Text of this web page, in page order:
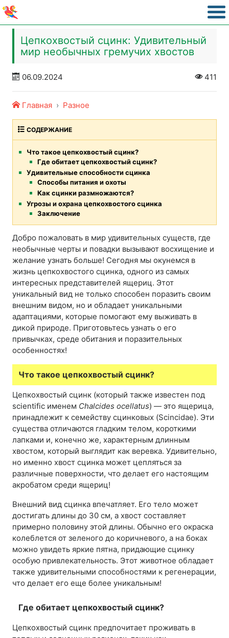
Цепкохвостый сцинк: Удивительный
мир необычных гремучих хвостов
06.09.2024 411
Главная Разное
СОДЕРЖАНИЕ
Что такое цепкохвостый сцинк?
Где обитает цепкохвостый сцинк?
Удивительные способности сцинка
Способы питания и охоты
Как сцинки размножаются?
Угрозы и охрана цепкохвостого сцинка
Заключение
Добро пожаловать в мир удивительных существ, где
необычные черты и повадки вызывают восхищение и
желание узнать больше! Сегодня мы окунемся в
жизнь цепкохвостого сцинка, одного из самых
интересных представителей ящериц. Этот
уникальный вид не только способен поразить своим
внешним видом, но и обладает уникальными
адаптациями, которые помогают ему выживать в
дикой природе. Приготовьтесь узнать о его
привычках, среде обитания и поразительных
особенностях!
Что такое цепкохвостый сцинк?
Цепкохвостый сцинк (который также известен под
scientific именем Chalcides ocellatus) — это ящерица,
принадлежит к семейству сцинковых (Scincidae). Эти
существа отличаются гладким телом, короткими
лапками и, конечно же, характерным длинным
хвостом, который выглядит как веревка. Удивительно,
но именно хвост сцинка может цепляться за
различные поверхности, что делает его настоящим
акробатом среди ящериц!
Внешний вид сцинка впечатляет. Его тело может
достигать длины до 30 см, а хвост составляет
примерно половину этой длины. Обычно его окраска
колеблется от зеленого до коричневого, а на боках
можно увидеть яркие пятна, придающие сцинку
особую привлекательность. Этот животное обладает
также удивительными способностями к регенерации,
что делает его еще более уникальным!
Где обитает цепкохвостый сцинк?
Цепкохвостый сцинк предпочитает проживать в